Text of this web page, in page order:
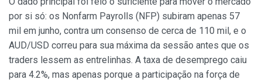
por si só: os Nonfarm Payrolls (NFP) subiram apenas 57
mil em junho, contra um consenso de cerca de 110 mil, e o
AUD/USD correu para sua máxima da sessão antes que os
traders lessem as entrelinhas. A taxa de desemprego caiu
para 4.2%, mas apenas porque a participação na força de